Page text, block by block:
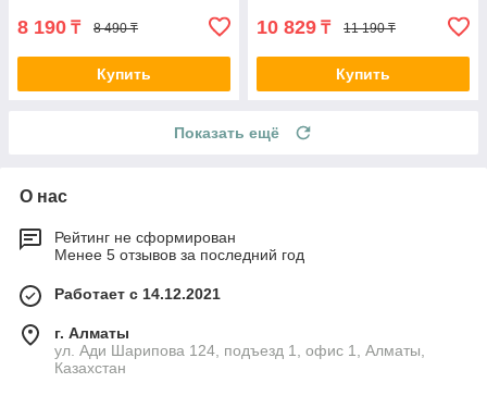
8 190 ₸ 8 490 ₸
Купить
10 829 ₸ 11 190 ₸
Купить
Показать ещё
О нас
Рейтинг не сформирован
Менее 5 отзывов за последний год
Работает с 14.12.2021
г. Алматы
ул. Ади Шарипова 124, подъезд 1, офис 1, Алматы,
Казахстан